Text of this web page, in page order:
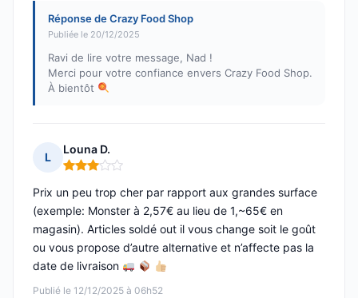
Réponse de Crazy Food Shop
Publiée le 20/12/2025
Ravi de lire votre message, Nad !
Merci pour votre confiance envers Crazy Food Shop.
À bientôt
L
Louna D.
Note : 3 sur 5
Publié le 12/12/2025 à 06h52
Prix un peu trop cher par rapport aux grandes surface
(exemple: Monster à 2,57€ au lieu de 1,~65€ en
magasin). Articles soldé out il vous change soit le goût
ou vous propose d’autre alternative et n’affecte pas la
date de livraison